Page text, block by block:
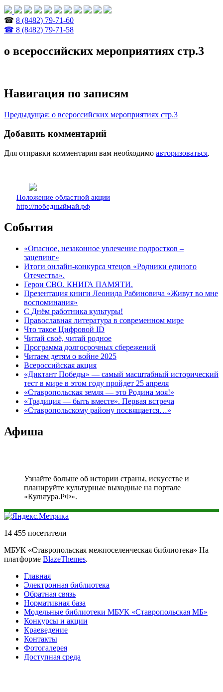
☎ 8 (8482) 79-71-60
☎ 8 (8482) 79-71-58
о всероссийских мероприятиях стр.3
Навигация по записям
Предыдущая: о всероссийских мероприятиях стр.3
Добавить комментарий
Для отправки комментария вам необходимо авторизоваться.
Положение областной акции
http://победныймай.рф
События
«Опасное, незаконное увлечение подростков –
зацепинг»
Итоги онлайн-конкурса чтецов «Родники единого
Отечества».
Герои СВО. КНИГА ПАМЯТИ.
Презентация книги Леонида Рабиновича «Живут во мне
воспоминания»
С Днём работника культуры!
Православная литература в современном мире
Что такое Цифровой ID
Читай своё, читай родное
Программа долгосрочных сбережений
Читаем детям о войне 2025
Всероссийская акция
«Диктант Победы» — самый масштабный исторический
тест в мире в этом году пройдет 25 апреля
«Ставропольская земля — это Родина моя!»
«Традиция — быть вместе». Первая встреча
«Ставропольскому району посвящается…»
Афиша
Узнайте больше об истории страны, искусстве и
планируйте культурные выходные на портале
«Культура.РФ».
14 455 посетители
МБУК «Ставропольская межпоселенческая библиотека» На
платформе BlazeThemes.
Главная
Электронная библиотека
Обратная связь
Нормативная база
Модельные библиотеки МБУК «Ставропольская МБ»
Конкурсы и акции
Краеведение
Контакты
Фотогалерея
Доступная среда